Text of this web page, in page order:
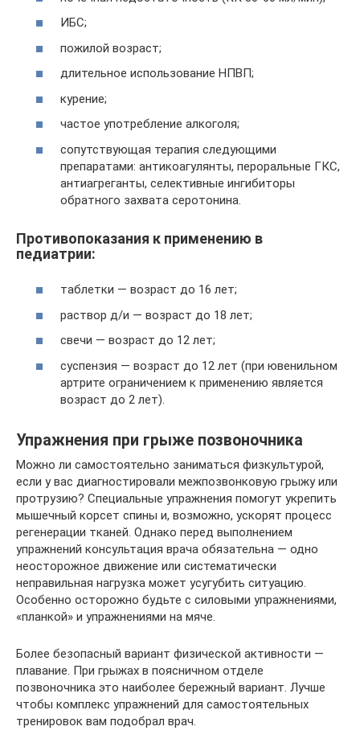
ИБС;
пожилой возраст;
длительное использование НПВП;
курение;
частое употребление алкоголя;
сопутствующая терапия следующими
препаратами: антикоагулянты, пероральные ГКС,
антиагреганты, селективные ингибиторы
обратного захвата серотонина.
Противопоказания к применению в
педиатрии:
таблетки — возраст до 16 лет;
раствор д/и — возраст до 18 лет;
свечи — возраст до 12 лет;
суспензия — возраст до 12 лет (при ювенильном
артрите ограничением к применению является
возраст до 2 лет).
Упражнения при грыже позвоночника
Можно ли самостоятельно заниматься физкультурой,
если у вас диагностировали межпозвонковую грыжу или
протрузию? Специальные упражнения помогут укрепить
мышечный корсет спины и, возможно, ускорят процесс
регенерации тканей. Однако перед выполнением
упражнений консультация врача обязательна — одно
неосторожное движение или систематически
неправильная нагрузка может усугубить ситуацию.
Особенно осторожно будьте с силовыми упражнениями,
«планкой» и упражнениями на мяче.
Более безопасный вариант физической активности —
плавание. При грыжах в поясничном отделе
позвоночника это наиболее бережный вариант. Лучше
чтобы комплекс упражнений для самостоятельных
тренировок вам подобрал врач.